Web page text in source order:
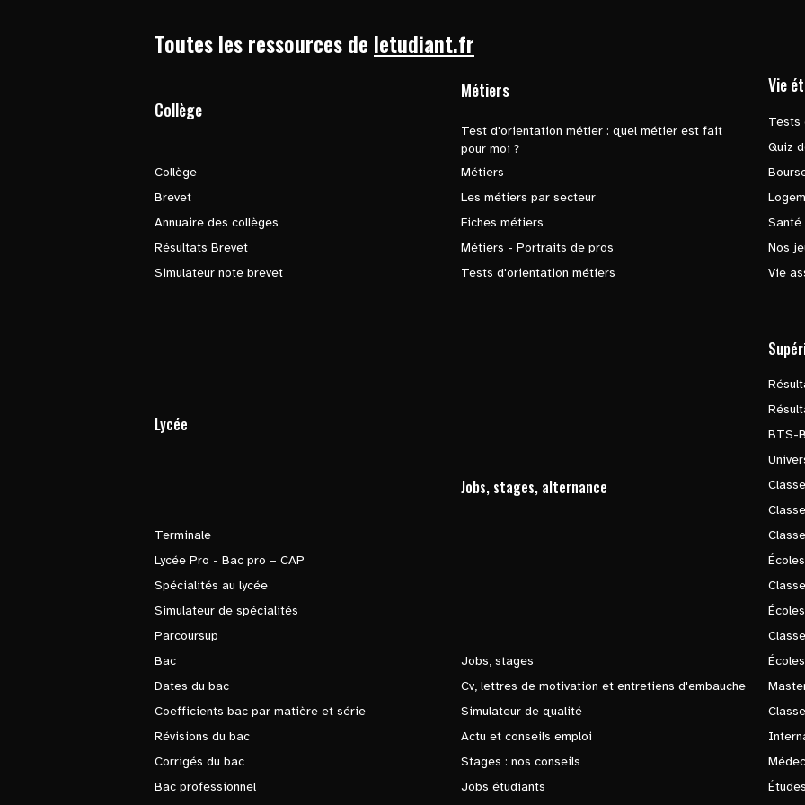
Toutes les ressources de letudiant.fr
Collège
Collège
Brevet
Annuaire des collèges
Résultats Brevet
Simulateur note brevet
Métiers
Test d'orientation métier : quel métier est fait
pour moi ?
Métiers
Les métiers par secteur
Fiches métiers
Métiers - Portraits de pros
Tests d'orientation métiers
Vie
Tests
Quiz
Santé
Nos
Vie
Lycée
Terminale
Lycée Pro - Bac pro – CAP
Spécialités au lycée
Simulateur de spécialités
Parcoursup
Bac
Dates du bac
Coefficients bac par matière et série
Révisions du bac
Corrigés du bac
Bac professionnel
Jobs, stages, alternance
Jobs, stages
Cv, lettres de motivation et entretiens d'embauche
Simulateur de qualité
Actu et conseils emploi
Stages : nos conseils
Jobs étudiants
BTS-